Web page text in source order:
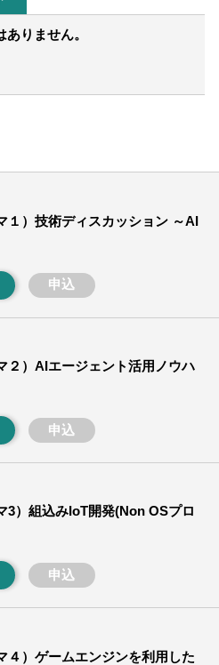
りません。
１）技術ディスカッション ～AI
申込
２）AIエージェント活用ノウハ
申込
3）組込みIoT開発(Non OSプロ
申込
４）ゲームエンジンを利用した